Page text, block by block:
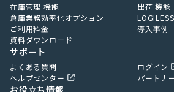
在庫管理 機能
出荷 機能
倉庫業務効率化オプション
ご利用料金
導入事例
資料ダウンロード
サポート
よくある質問
ログイン
ヘルプセンター
パートナ
お役立ち情報